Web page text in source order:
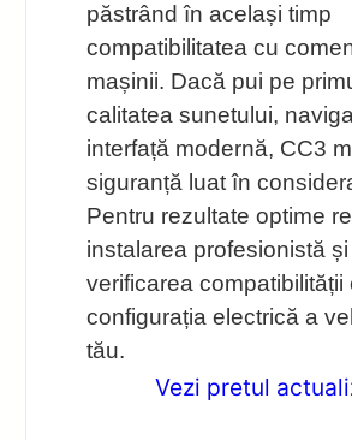
păstrând în același timp
compatibilitatea cu
mașinii. Dacă pui pe
calitatea sunetului,
interfață modernă, CC3
siguranță luat în
Pentru rezultate optime
instalarea profesionistă și
verificarea compatibilității
configurația electrică a
tău.
Vezi pretul